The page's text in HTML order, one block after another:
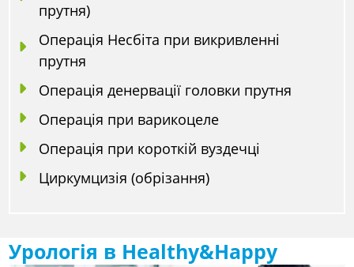
прутня)
Операція Несбіта при викривленні
прутня
Операція денервації головки прутня
Операція при варикоцеле
Операція при короткій вуздечці
Циркумцизія (обрізання)
Урологія в Healthy&Happy